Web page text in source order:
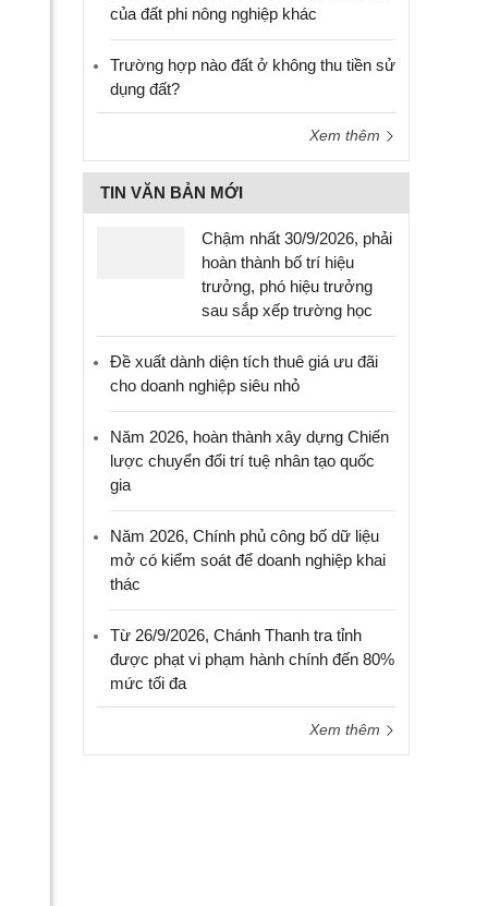
của đất phi nông nghiệp khác
Trường hợp nào đất ở không thu tiền sử
dụng đất?
Xem thêm
TIN VĂN BẢN MỚI
Chậm nhất 30/9/2026, phải
hoàn thành bố trí hiệu
trưởng, phó hiệu trưởng
sau sắp xếp trường học
Đề xuất dành diện tích thuê giá ưu đãi
cho doanh nghiệp siêu nhỏ
Năm 2026, hoàn thành xây dựng Chiến
lược chuyển đổi trí tuệ nhân tạo quốc
gia
Năm 2026, Chính phủ công bố dữ liệu
mở có kiểm soát để doanh nghiệp khai
thác
Từ 26/9/2026, Chánh Thanh tra tỉnh
được phạt vi phạm hành chính đến 80%
mức tối đa
Xem thêm